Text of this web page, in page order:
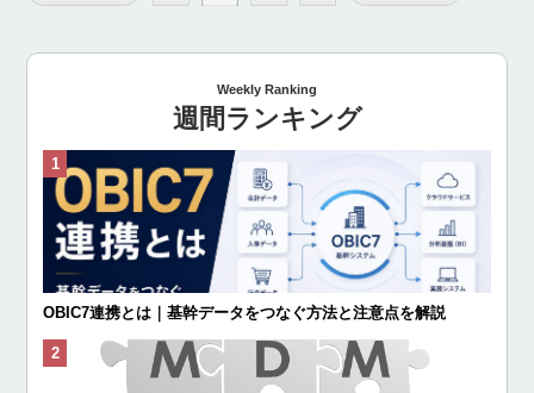
Weekly Ranking
週間ランキング
OBIC7連携とは｜基幹データをつなぐ方法と注意点を解説